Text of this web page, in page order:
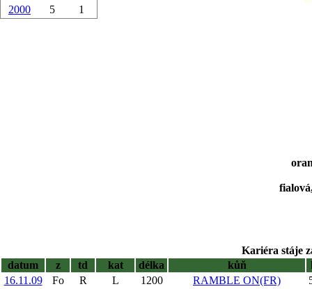
2000
5 1
Kariéra stáje
datum
z td kat délka kůň
16.11.09
Fo R L 1200 RAMBLE ON(FR)